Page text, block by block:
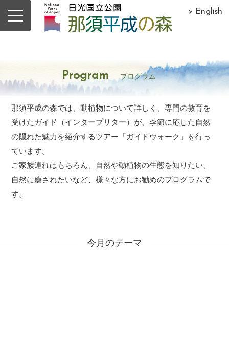
> English
Program プログラム
那須平成の森では、動植物について詳しく、専門の教育を
受けたガイド（インタープリター）が、季節に応じた自然
の隠れた魅力を紹介するツアー「ガイドウォーク」を行っ
ています。
ご家族連れはもちろん、自然や動植物の生態を知りたい、
自然に癒されたいなど、様々な方にお勧めのプログラムで
す。
今月のテーマ